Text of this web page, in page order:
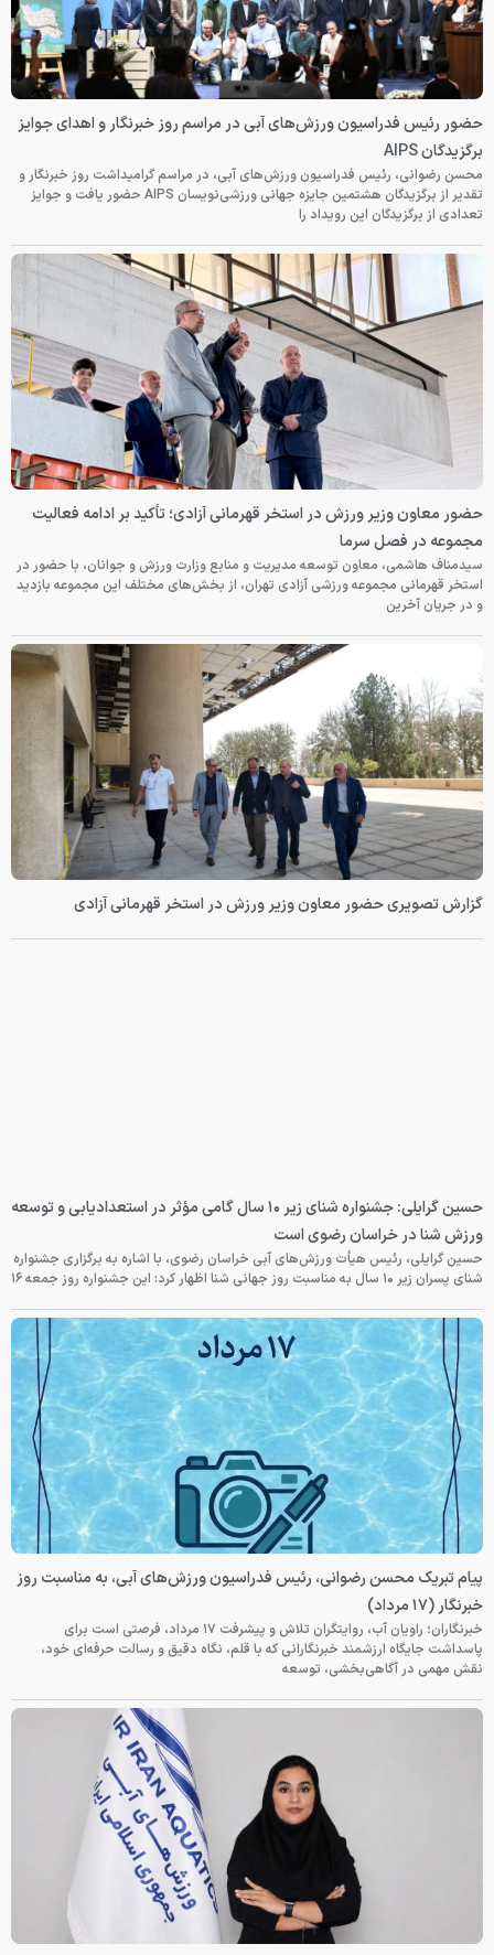
حضور رئیس فدراسیون ورزش‌های آبی در مراسم روز خبرنگار و اهدای جوایز
برگزیدگان AIPS
محسن رضوانی، رئیس فدراسیون ورزش‌های آبی، در مراسم گرامیداشت روز خبرنگار و
تقدیر از برگزیدگان هشتمین جایزه جهانی ورزشی‌نویسان AIPS حضور یافت و جوایز
تعدادی از برگزیدگان این رویداد را
حضور معاون وزیر ورزش در استخر قهرمانی آزادی؛ تأکید بر ادامه فعالیت
مجموعه در فصل سرما
سیدمناف هاشمی، معاون توسعه مدیریت و منابع وزارت ورزش و جوانان، با حضور در
استخر قهرمانی مجموعه ورزشی آزادی تهران، از بخش‌های مختلف این مجموعه بازدید
و در جریان آخرین
گزارش تصویری حضور معاون وزیر ورزش در استخر قهرمانی آزادی
حسین گرایلی: جشنواره شنای زیر ۱۰ سال گامی مؤثر در استعدادیابی و توسعه
ورزش شنا در خراسان رضوی است
حسین گرایلی، رئیس هیأت ورزش‌های آبی خراسان رضوی، با اشاره به برگزاری جشنواره
شنای پسران زیر ۱۰ سال به مناسبت روز جهانی شنا اظهار کرد: این جشنواره روز جمعه‌ ۱۶
پیام تبریک محسن رضوانی، رئیس فدراسیون ورزش‌های آبی، به مناسبت روز
خبرنگار (۱۷ مرداد)
خبرنگاران؛ راویان آب، روایتگران تلاش و پیشرفت ۱۷ مرداد، فرصتی است برای
پاسداشت جایگاه ارزشمند خبرنگارانی که با قلم، نگاه دقیق و رسالت حرفه‌ای خود،
نقش مهمی در آگاهی‌بخشی، توسعه